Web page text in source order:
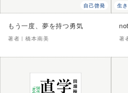
自己啓発
もう一度、夢を持つ勇気
著者｜橋本南美
生
著